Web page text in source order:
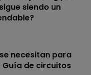
siendo un
necesitan para
Guía de circuitos